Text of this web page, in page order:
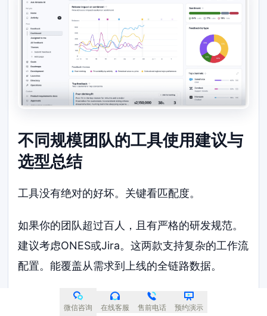
不同规模团队的工具使用建议与
选型总结
工具没有绝对的好坏。关键看匹配度。
如果你的团队超过百人，且有严格的研发规范。
建议考虑ONES或Jira。这两款支持复杂的工作流
配置。能覆盖从需求到上线的全链路数据。
如果团队在五十人以内，追求快速响应。Tower
微信咨询 在线客服 售前电话 预约演示